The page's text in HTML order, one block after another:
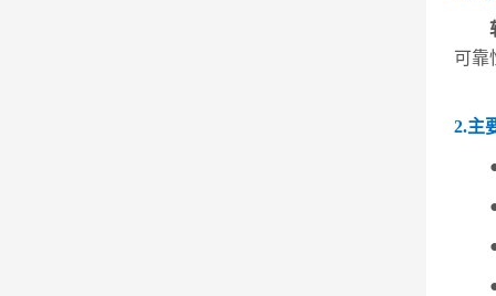
可靠
2.主